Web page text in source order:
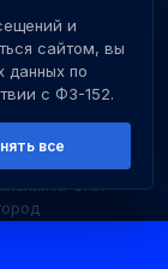
и
сайтом, вы
данных по
с ФЗ-152.
все